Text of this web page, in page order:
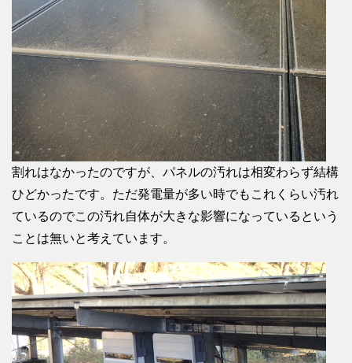
割れはなかったのですが、パネルの汚れは相変わらず結構
ひどかったです。ただ発電量が多い時でもこれくらい汚れ
ているのでこの汚れ自体が大きな影響になっているという
ことは無いと考えています。